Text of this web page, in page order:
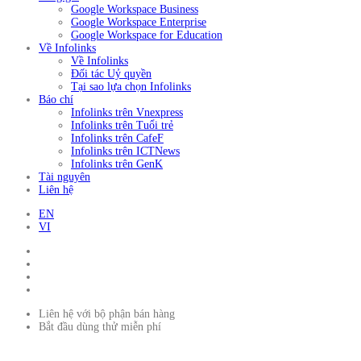
Google Workspace Business
Google Workspace Enterprise
Google Workspace for Education
Về Infolinks
Về Infolinks
Đối tác Uỷ quyền
Tại sao lựa chọn Infolinks
Báo chí
Infolinks trên Vnexpress
Infolinks trên Tuổi trẻ
Infolinks trên CafeF
Infolinks trên ICTNews
Infolinks trên GenK
Tài nguyên
Liên hệ
EN
VI
Liên hệ với bộ phận bán hàng
Bắt đầu dùng thử miễn phí